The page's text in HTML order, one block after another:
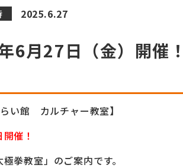
2025.6.27
6月27日（金）開催
らい館 カルチャー教室】
催！
極拳教室」のご案内です。